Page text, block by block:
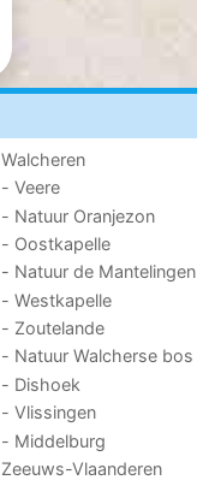
Walcheren
- Veere
- Natuur Oranjezon
- Oostkapelle
- Natuur de Mantelingen
- Westkapelle
- Zoutelande
- Natuur Walcherse bos
- Dishoek
- Vlissingen
- Middelburg
Zeeuws-Vlaanderen